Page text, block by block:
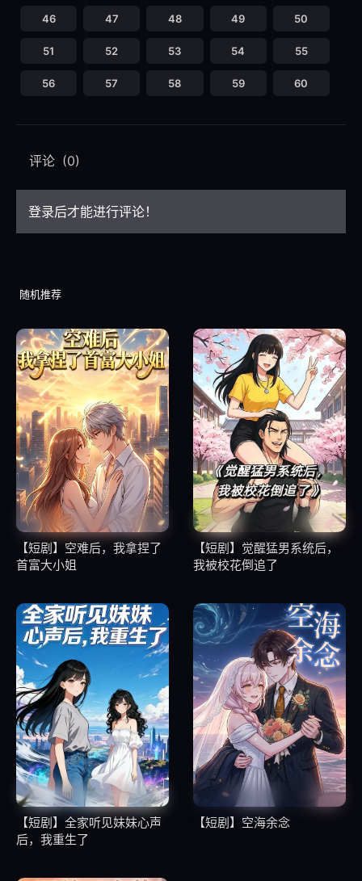
46 47 48 49 50
51 52 53 54 55
56 57 58 59 60
评论 (0)
登录后才能进行评论！
随机推荐
【短剧】空难后，我拿捏了
首富大小姐
【短剧】觉醒猛男系统后，
我被校花倒追了
【短剧】全家听见妹妹心声
后，我重生了
【短剧】空海余念